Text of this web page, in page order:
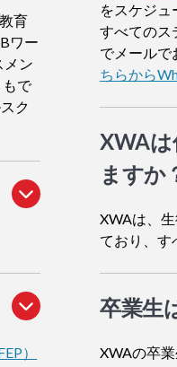
育
ワー
メン
もで
ク
）
をスケジ
すべてのス
でメールで
ちらから
XWA
ますか
XWAは、
ており、す
卒業生
XWAの卒